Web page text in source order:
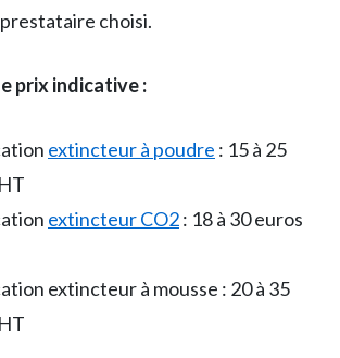
choisi.
prix indicative :
extincteur à poudre : 15 à 25
extincteur CO2: 18 à 30 euros
extincteur à mousse : 20 à 35